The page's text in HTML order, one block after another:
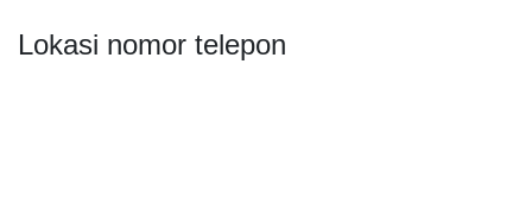
Lokasi nomor telepon